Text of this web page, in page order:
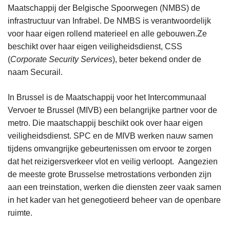
Maatschappij der Belgische Spoorwegen (NMBS) de
infrastructuur van Infrabel. De NMBS is verantwoordelijk
voor haar eigen rollend materieel en alle gebouwen.Ze
beschikt over haar eigen veiligheidsdienst, CSS
(Corporate Security Services), beter bekend onder de
naam Securail.
In Brussel is de Maatschappij voor het Intercommunaal
Vervoer te Brussel (MIVB) een belangrijke partner voor de
metro. Die maatschappij beschikt ook over haar eigen
veiligheidsdienst. SPC en de MIVB werken nauw samen
tijdens omvangrijke gebeurtenissen om ervoor te zorgen
dat het reizigersverkeer vlot en veilig verloopt. Aangezien
de meeste grote Brusselse metrostations verbonden zijn
aan een treinstation, werken die diensten zeer vaak samen
in het kader van het genegotieerd beheer van de openbare
ruimte.